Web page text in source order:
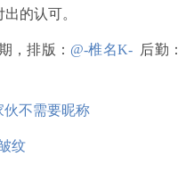
的认可。
，排版： @-椎名K-后勤：
伙不需要昵称
纹